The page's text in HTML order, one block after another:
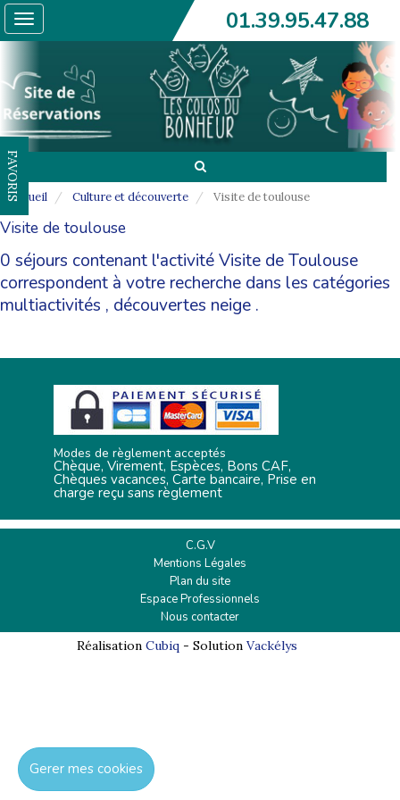
Toggle
navigation
01.39.95.47.88
FAVORIS
Accueil Culture et découverte Visite de toulouse
Visite de toulouse
0 séjours contenant l'activité Visite de Toulouse
correspondent à votre recherche dans les catégories
multiactivités , découvertes neige .
Modes de règlement acceptés
Chèque, Virement, Espèces, Bons CAF,
Chèques vacances, Carte bancaire, Prise en
charge reçu sans règlement
C.G.V
Mentions Légales
Plan du site
Espace Professionnels
Nous contacter
Réalisation Cubiq- Solution Vackélys
Gerer mes cookies